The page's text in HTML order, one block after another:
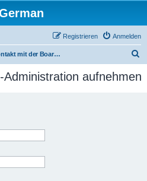
Anmelden
Registrieren
Kontakt mit der Board-Administration aufnehmen
c
aufnehmen